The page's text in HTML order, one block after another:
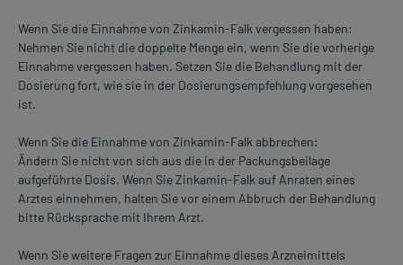
Wenn Sie die Einnahme von Zinkamin-Falk vergessen haben:
Nehmen Sie nicht die doppelte Menge ein, wenn Sie die vorherige
Einnahme vergessen haben. Setzen Sie die Behandlung mit der
Dosierung fort, wie sie in der Dosierungsempfehlung vorgesehen
ist.
Wenn Sie die Einnahme von Zinkamin-Falk abbrechen:
Ändern Sie nicht von sich aus die in der Packungsbeilage
aufgeführte Dosis. Wenn Sie Zinkamin-Falk auf Anraten eines
Arztes einnehmen, halten Sie vor einem Abbruch der Behandlung
bitte Rücksprache mit Ihrem Arzt.
Wenn Sie weitere Fragen zur Einnahme dieses Arzneimittels